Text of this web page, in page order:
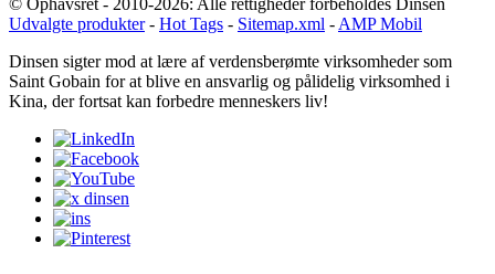
© Ophavsret - 2010-2026: Alle rettigheder forbeholdes Dinsen
Udvalgte produkter- Hot Tags - Sitemap.xml - AMP Mobil
Dinsen sigter mod at lære af verdensberømte virksomheder som
Saint Gobain for at blive en ansvarlig og pålidelig virksomhed i
Kina, der fortsat kan forbedre menneskers liv!